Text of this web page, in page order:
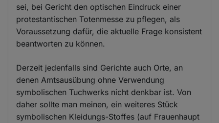
sei, bei Gericht den optischen Eindruck einer
protestantischen Totenmesse zu pflegen, als
Voraussetzung dafür, die aktuelle Frage konsistent
beantworten zu können.
Derzeit jedenfalls sind Gerichte auch Orte, an
denen Amtsausübung ohne Verwendung
symbolischen Tuchwerks nicht denkbar ist. Von
daher sollte man meinen, ein weiteres Stück
symbolischen Kleidungs-Stoffes (auf Frauenhaupt